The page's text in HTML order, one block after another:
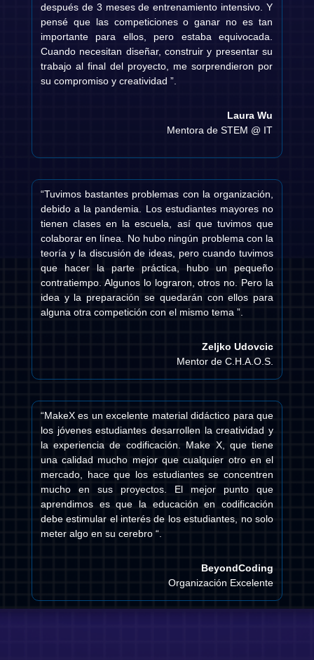
después de 3 meses de entrenamiento intensivo. Y
pensé que las competiciones o ganar no es tan
importante para ellos, pero estaba equivocada.
Cuando necesitan diseñar, construir y presentar su
trabajo al final del proyecto, me sorprendieron por
su compromiso y creatividad ”.
Laura Wu
Mentora de STEM @ IT
“Tuvimos bastantes problemas con la organización,
debido a la pandemia. Los estudiantes mayores no
tienen clases en la escuela, así que tuvimos que
colaborar en línea. No hubo ningún problema con la
teoría y la discusión de ideas, pero cuando tuvimos
que hacer la parte práctica, hubo un pequeño
contratiempo. Algunos lo lograron, otros no. Pero la
idea y la preparación se quedarán con ellos para
alguna otra competición con el mismo tema ”.
ZeljkoUdovcic
Mentor de C.H.A.O.S.
“MakeX es un excelente material didáctico para que
los jóvenes estudiantes desarrollen la creatividad y
la experiencia de codificación. Make X, que tiene
una calidad mucho mejor que cualquier otro en el
mercado, hace que los estudiantes se concentren
mucho en sus proyectos. El mejor punto que
aprendimos es que la educación en codificación
debe estimular el interés de los estudiantes, no solo
meter algo en su cerebro “.
BeyondCoding
Organización Excelente